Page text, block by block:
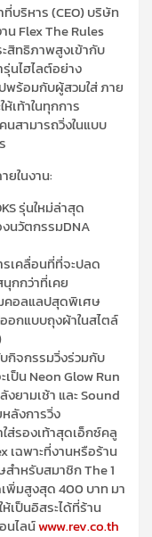
บริหาร(CEO)บริษัท
น Flex The Rules
สิทธิภาพสูงเข้ากับ
นไฮไลต์อย่าง
พร้อมกับผู้สวมใส่ ภาย
เท้าในทุกการ
นสามารถวิ่งในแบบ
ในงาน:
รุ่นใหม่ล่าสุด
นวัตกรรมDNA
รเคลื่อนที่ที่จะปลด
กกว่าที่เคย
คอลแลปสุดพิเศษ
อกแบบถุงผ้าในสไตล์
กิจกรรมวิ่งร่วมกับ
เป็น Neon Glow Run
ยามเช้า และSound
ลังการวิ่ง
ใส่รองเท้าสุดเอ็กซ์คลู
เฉพาะที่งานหรือร้าน
สำหรับสมาชิกThe 1
พิ่มสูงสุด400 บาท มา
เป็นอิสระได้ที่ร้าน
นไลน์www.rev.co.th